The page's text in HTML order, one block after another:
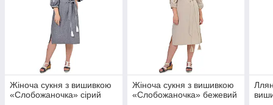
Жіноча сукня з вишивкою
«Слобожаночка» сірий
Жіноча сукня з вишивкою
«Слобожаночка» бежевий